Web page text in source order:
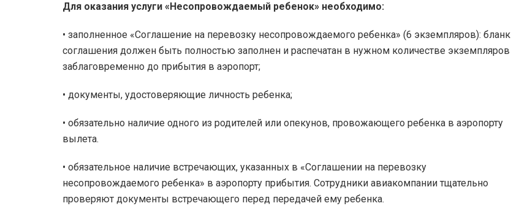
Для оказания услуги «Несопровождаемый ребенок» необходимо:
• заполненное «Соглашение на перевозку несопровождаемого ребенка» (6 экземпляров): бланк
соглашения должен быть полностью заполнен и распечатан в нужном количестве экземпляров
заблаговременно до прибытия в аэропорт;
• документы, удостоверяющие личность ребенка;
• обязательно наличие одного из родителей или опекунов, провожающего ребенка в аэропорту
вылета.
• обязательное наличие встречающих, указанных в «Соглашении на перевозку
несопровождаемого ребенка» в аэропорту прибытия. Сотрудники авиакомпании тщательно
проверяют документы встречающего перед передачей ему ребенка.